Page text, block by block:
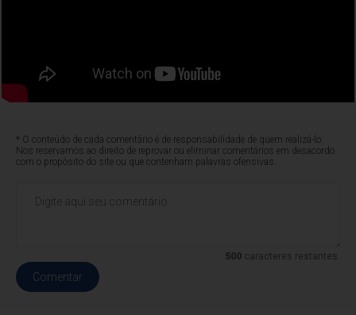
* O conteúdo de cada comentário é de responsabilidade de quem realizá-lo.
Nos reservamos ao direito de reprovar ou eliminar comentários em desacordo
com o propósito do site ou que contenham palavras ofensivas.
500caracteres restantes.
Comentar